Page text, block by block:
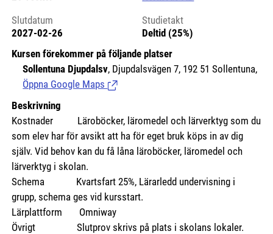
Slutdatum
2027-02-26
Studietakt
Deltid (25%)
Kursen förekommer på följande platser
Sollentuna Djupdalsv, Djupdalsvägen 7, 192 51 Sollentuna,
Öppna Google Maps (Länk till extern sida.)
Beskrivning
Kostnader Läroböcker, läromedel och lärverktyg som du
som elev har för avsikt att ha för eget bruk köps in av dig
själv. Vid behov kan du få låna läroböcker, läromedel och
lärverktyg i skolan.
Schema Kvartsfart 25%, Lärarledd undervisning i
grupp, schema ges vid kursstart.
Lärplattform Omniway
Övrigt Slutprov skrivs på plats i skolans lokaler.